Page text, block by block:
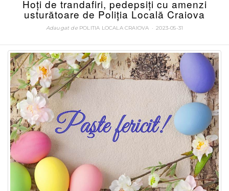
Hoţi de trandafiri, pedepsiţi cu amenzi
usturătoare de Poliţia Locală Craiova
Adaugat de POLITIA LOCALA CRAIOVA
POSTATA
2023-05-31